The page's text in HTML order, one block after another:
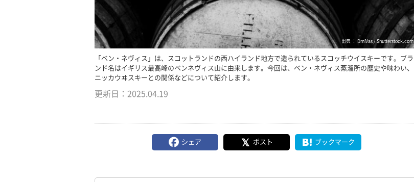
出典 ： DmiVas / Shutterstock.com
「ベン・ネヴィス」は、スコットランドの西ハイランド地方で造られているスコッチウイスキーです。ブラ
ンド名はイギリス最高峰のベンネヴィス山に由来します。今回は、ベン・ネヴィス蒸溜所の歴史や味わい、
ニッカウヰスキーとの関係などについて紹介します。
更新日： 2025.04.19
シェア ポスト ブックマーク